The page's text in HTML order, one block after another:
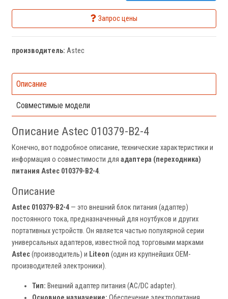
Запрос цены
производитель: Astec
Описание
Совместимые модели
Описание Astec 010379-B2-4
Конечно, вот подробное описание, технические характеристики и
информация о совместимости для адаптера (переходника)
питания Astec 010379-B2-4.
Описание
Astec 010379-B2-4 — это внешний блок питания (адаптер)
постоянного тока, предназначенный для ноутбуков и других
портативных устройств. Он является частью популярной серии
универсальных адаптеров, известной под торговыми марками
Astec(производитель) и Liteon (один из крупнейших OEM-
производителей электроники).
Тип: Внешний адаптер питания (AC/DC adapter).